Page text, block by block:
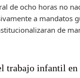
de ocho horas no
a mandatos
de
trabajo infantil en